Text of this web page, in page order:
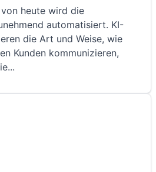
heute wird die
automatisiert. KI-
die Art und Weise, wie
Kunden kommunizieren,
...